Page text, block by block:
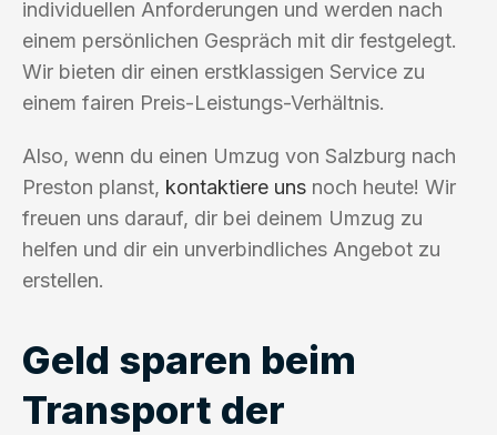
individuellen Anforderungen und werden nach
einem persönlichen Gespräch mit dir festgelegt.
Wir bieten dir einen erstklassigen Service zu
einem fairen Preis-Leistungs-Verhältnis.
Also, wenn du einen Umzug von Salzburg nach
Preston planst, kontaktiere uns noch heute! Wir
freuen uns darauf, dir bei deinem Umzug zu
helfen und dir ein unverbindliches Angebot zu
erstellen.
Geld sparen beim
Transport der